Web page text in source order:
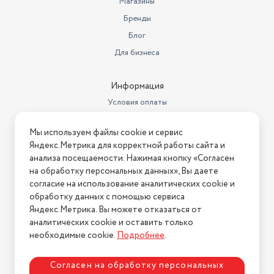
настенный
Снизу
51.1
107.1
Вес товара в упаковке, (кг)
21.7
Способ установки
Настенный
Вес, кг
19.5
Количество нагревательных
элементов
2
Емкость водонагревателя
80 л
Бренды
Блог
Для бизнеса
Информация
Условия оплаты
Условия возврата
Нашли ошибку на сайте? Напишите нам
2026 © Интернет-магазин "АстМаркет". У нас есть всё!
Политика конфиденциальности
Мы используем файлы cookie и сервис
Яндекс.Метрика для корректной работы сайта и
анализа посещаемости. Нажимая кнопку «Согласен
на обработку персональных данных», Вы даете
согласие на использование аналитических cookie и
обработку данных с помощью сервиса
Яндекс.Метрика. Вы можете отказаться от
аналитических cookie и оставить только
необходимые cookie.Подробнее.
Согласен на обработку персональных